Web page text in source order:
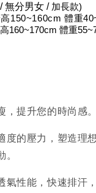
無分男女 / 加長款)
150~160cm 體重
160~170cm 體重
，提升您的時尚感。
度的壓力，塑造理
氣性能，快速排汗